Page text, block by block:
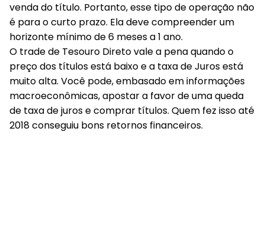
venda do título. Portanto, esse tipo de operação não
é para o curto prazo. Ela deve compreender um
horizonte mínimo de 6 meses a 1 ano.
O trade de Tesouro Direto vale a pena quando o
preço dos títulos está baixo e a taxa de Juros está
muito alta. Você pode, embasado em informações
macroeconômicas, apostar a favor de uma queda
de taxa de juros e comprar títulos. Quem fez isso até
2018 conseguiu bons retornos financeiros.